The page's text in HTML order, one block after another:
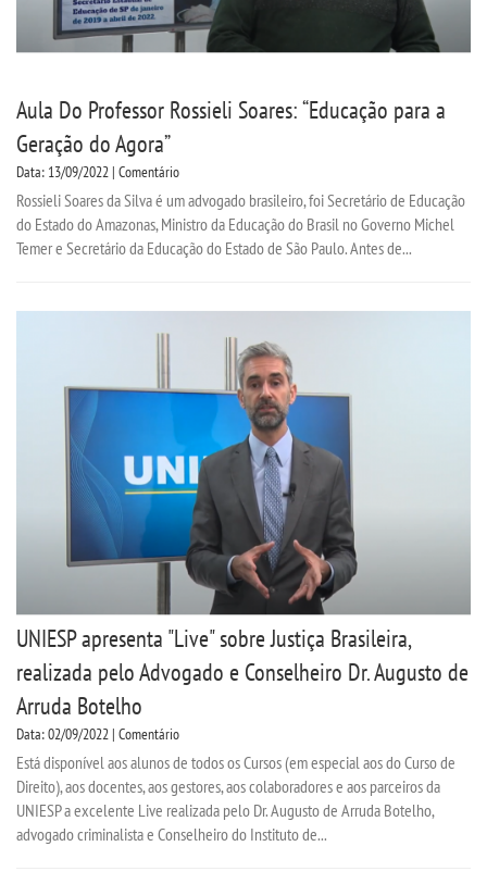
Aula Do Professor Rossieli Soares: “Educação para a
Geração do Agora”
Data: 13/09/2022 | Comentário
Rossieli Soares da Silva é um advogado brasileiro, foi Secretário de Educação
do Estado do Amazonas, Ministro da Educação do Brasil no Governo Michel
Temer e Secretário da Educação do Estado de São Paulo. Antes de...
UNIESP apresenta "Live" sobre Justiça Brasileira,
realizada pelo Advogado e Conselheiro Dr. Augusto de
Arruda Botelho
Data: 02/09/2022 | Comentário
Está disponível aos alunos de todos os Cursos (em especial aos do Curso de
Direito), aos docentes, aos gestores, aos colaboradores e aos parceiros da
UNIESP a excelente Live realizada pelo Dr. Augusto de Arruda Botelho,
advogado criminalista e Conselheiro do Instituto de...